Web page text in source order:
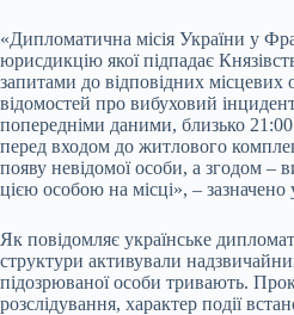
«Дипломатична місія України у
юрисдикцію якої підпадає
запитами до відповідних місцевих
відомостей про вибуховий
попередніми даними, близько
перед входом до житлового
появу невідомої особи, а згодом –
цією особою на місці», –
Як повідомляє українське
структури активували
підозрюваної особи тривають.
розслідування, характер події